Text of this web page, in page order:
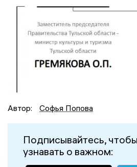
Автор: Софья Попова
Подписывайтесь,
узнавать о важном: